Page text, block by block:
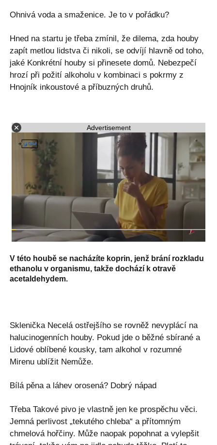
Ohnivá voda a smaženice. Je to v pořádku?
Hned na startu je třeba zmínil, že dilema, zda houby
zapít metlou lidstva či nikoli, se odvíjí hlavně od toho,
jaké Konkrétní houby si přinesete domů. Nebezpečí
hrozí při požití alkoholu v kombinaci s pokrmy z
Hnojník inkoustové a příbuzných druhů.
Advertisement
V této houbě se nacházíte koprin, jenž brání rozkladu
ethanolu v organismu, takže dochází k otravě
acetaldehydem.
Sklenička Necelá ostřejšího se rovněž nevyplácí na
halucinogenních houby. Pokud jde o běžné sbírané a
Lidové oblíbené kousky, tam alkohol v rozumné
Mirenu ublížit Nemůže.
Bílá pěna a láhev orosená? Dobrý nápad
Třeba Takové pivo je vlastně jen ke prospěchu věci.
Jemná perlivost „tekutého chleba“ a přítomným
chmelová hořčiny. Může naopak popohnat a vylepšit